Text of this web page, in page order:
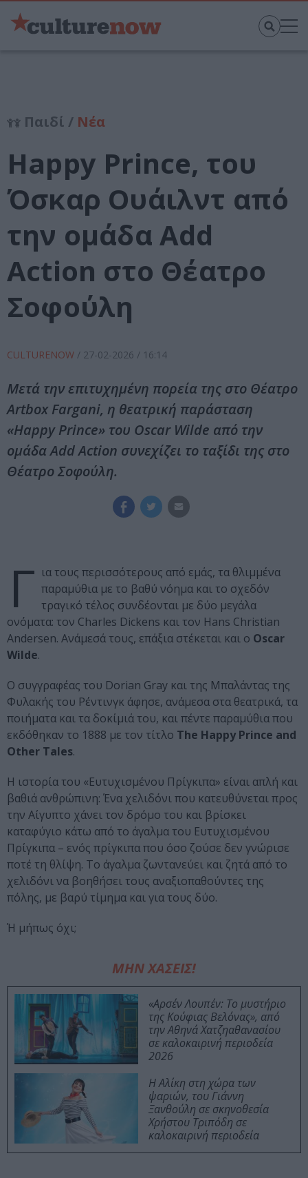
Παιδί / Νέα
Happy Prince, του
Όσκαρ Ουάιλντ από
την ομάδα Add
Action στο Θέατρο
Σοφούλη
CULTURENOW / 27-02-2026 / 16:14
Μετά την επιτυχημένη πορεία της στο Θέατρο
Artbox Fargani, η θεατρική παράσταση
«Happy Prince» του Oscar Wilde από την
ομάδα Add Action συνεχίζει το ταξίδι της στο
Θέατρο Σοφούλη.
Γ ια τους περισσότερους από εμάς, τα θλιμμένα
παραμύθια με το βαθύ νόημα και το σχεδόν
τραγικό τέλος συνδέονται με δύο μεγάλα
ονόματα: τον Charles Dickens και τον Hans Christian
Andersen. Ανάμεσά τους, επάξια στέκεται και ο Oscar
Wilde.
Ο συγγραφέας του Dorian Gray και της Μπαλάντας της
Φυλακής του Ρέντινγκ άφησε, ανάμεσα στα θεατρικά, τα
ποιήματα και τα δοκίμιά του, και πέντε παραμύθια που
εκδόθηκαν το 1888 με τον τίτλο The Happy Prince and
Other Tales.
Η ιστορία του «Ευτυχισμένου Πρίγκιπα» είναι απλή και
βαθιά ανθρώπινη: Ένα χελιδόνι που κατευθύνεται προς
την Αίγυπτο χάνει τον δρόμο του και βρίσκει
καταφύγιο κάτω από το άγαλμα του Ευτυχισμένου
Πρίγκιπα – ενός πρίγκιπα που όσο ζούσε δεν γνώρισε
ποτέ τη θλίψη. Το άγαλμα ζωντανεύει και ζητά από το
χελιδόνι να βοηθήσει τους αναξιοπαθούντες της
πόλης, με βαρύ τίμημα και για τους δύο.
Ή μήπως όχι;
ΜΗΝ ΧΑΣΕΙΣ!
«Αρσέν Λουπέν: Το μυστήριο
της Κούφιας Βελόνας», από
την Αθηνά Χατζηαθανασίου
σε καλοκαιρινή περιοδεία
2026
Η Αλίκη στη χώρα των
ψαριών, του Γιάννη
Ξανθούλη σε σκηνοθεσία
Χρήστου Τριπόδη σε
καλοκαιρινή περιοδεία